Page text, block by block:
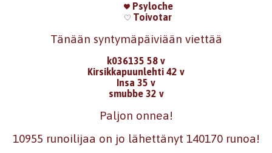
Psyloche
Toivotar
Tänään syntymäpäiviään viettää
k036135 58 v
Kirsikkapuunlehti 42 v
Insa 35 v
smubbe 32 v
Paljon onnea!
10955 runoilijaa on jo lähettänyt 140170 runoa!